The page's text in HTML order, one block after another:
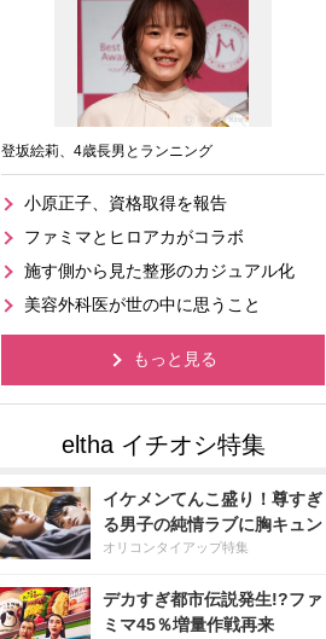
登坂絵莉、4歳長男とランニング
小原正子、資格取得を報告
ファミマとヒロアカがコラボ
施す側から見た整形のカジュアル化
美容外科医が世の中に思うこと
もっと見る
イケメンてんこ盛り！尊すぎ
る男子の純情ラブに胸キュン
オリコンタイアップ特集
デカすぎ都市伝説発生!?ファ
ミマ45％増量作戦再来